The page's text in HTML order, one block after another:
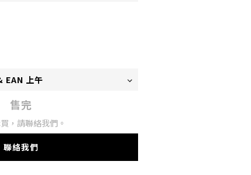
售完
，請聯絡我們。
聯絡我們